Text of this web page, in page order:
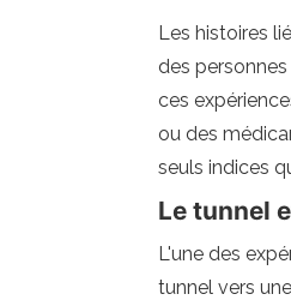
Les histoires
des
ces
ou des
seuls indices
Le tunnel
L'une des
tunnel vers